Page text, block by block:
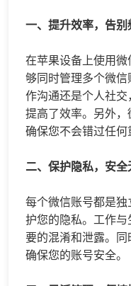
一、提升效率，告别
在苹果设备上使用微
够同时管理多个微
作沟通还是个人社
提高了效率。另外，
确保您不会错过任何
二、保护隐私，安全
每个微信账号都是
护您的隐私。工作
要的混淆和泄露。同
确保您的账号安全。